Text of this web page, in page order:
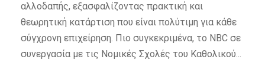
αλλοδαπής, εξασφαλίζοντας πρακτική και
θεωρητική κατάρτιση που είναι πολύτιμη για κάθε
σύγχρονη επιχείρηση. Πιο συγκεκριμένα, το NBC σε
συνεργασία με τις Νομικές Σχολές του Καθολικού...